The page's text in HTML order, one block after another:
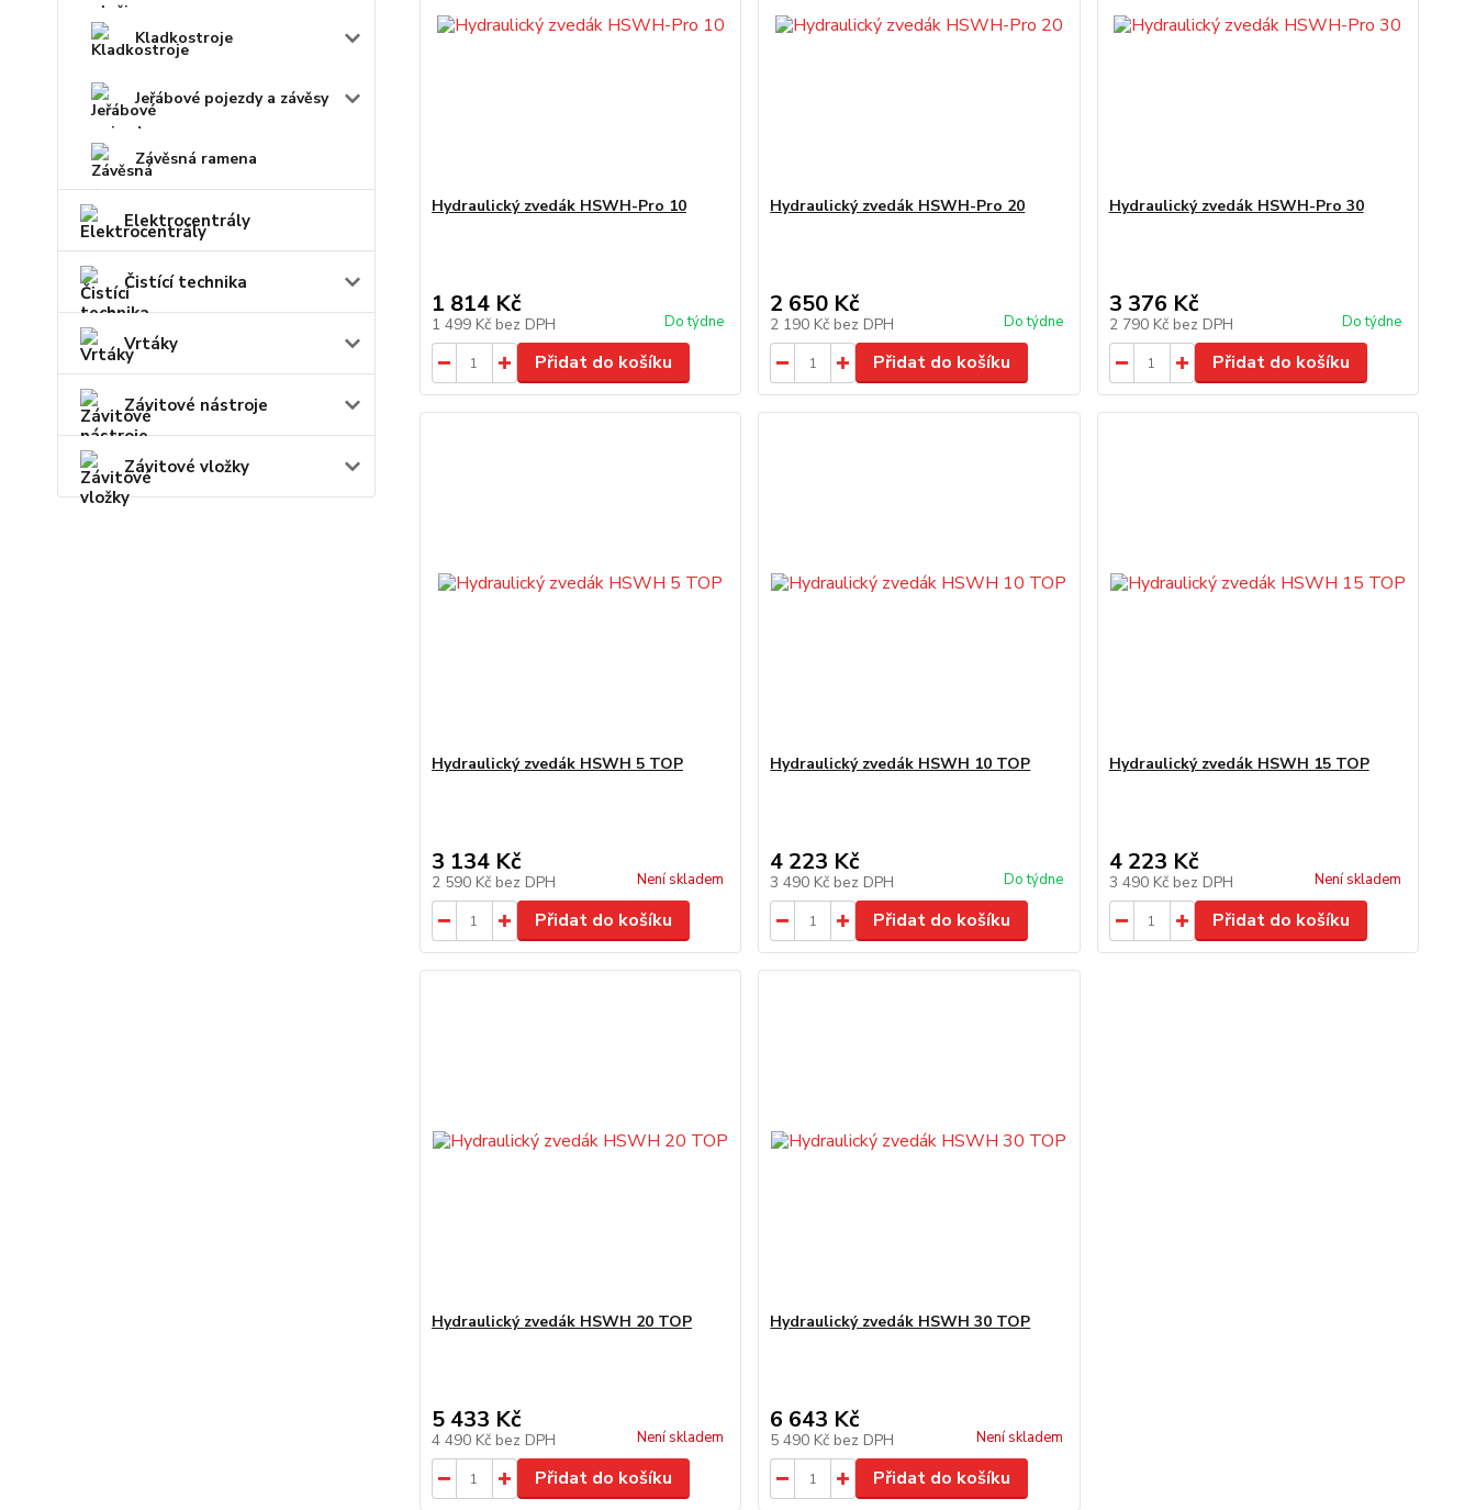
Kladkostroje
Jeřábové pojezdy a závěsy
Závěsná ramena
Elektrocentrály
Čistící technika
Vrtáky
Závitové nástroje
Závitové vložky
Hydraulický zvedák HSWH-Pro 10
1 814 Kč
1 499 Kč bez DPH Do týdne
Přidat do košíku
Hydraulický zvedák HSWH-Pro 20
2 650 Kč
2 190 Kč bez DPH Do týdne
Přidat do košíku
Hydraulický zvedák HSWH-Pro 30
3 376 Kč
2 790 Kč bez DPH Do týdne
Přidat do košíku
Hydraulický zvedák HSWH 5 TOP
3 134 Kč
2 590 Kč bez DPH Není skladem
Přidat do košíku
Hydraulický zvedák HSWH 10 TOP
4 223 Kč
3 490 Kč bez DPH Do týdne
Přidat do košíku
Hydraulický zvedák HSWH 15 TOP
4 223 Kč
3 490 Kč bez DPH Není skladem
Přidat do košíku
Hydraulický zvedák HSWH 20 TOP
5 433 Kč
4 490 Kč bez DPH Není skladem
Přidat do košíku
Hydraulický zvedák HSWH 30 TOP
6 643 Kč
5 490 Kč bez DPH Není skladem
Přidat do košíku